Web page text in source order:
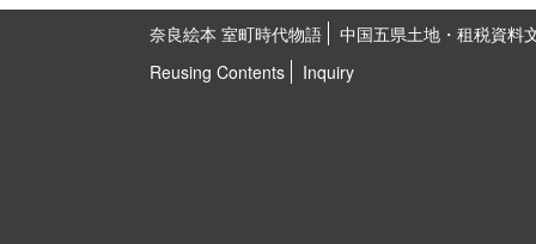
奈良絵本 室町時代物語
中国五県土地・租税資料
Reusing Contents
Inquiry